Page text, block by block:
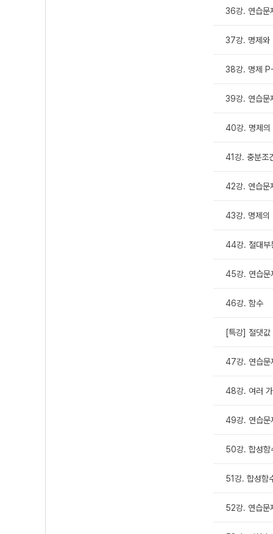
36강. 연습문
37강. 명제와
38강. 명제
39강. 연습문
40강. 명제의
41강. 충분조
42강. 연습문
43강. 명제의
44강. 절대부
45강. 연습문
46강. 함수
[특강] 절댓
47강. 연습문
48강. 여러
49강. 연습문
50강. 합성함
51강. 합성함
52강. 연습문